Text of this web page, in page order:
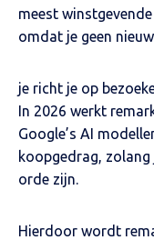
meest
omdat je geen
je richt je op
In 2026 werkt
Google’s AI
koopgedrag,
orde zijn.
Hierdoor wordt